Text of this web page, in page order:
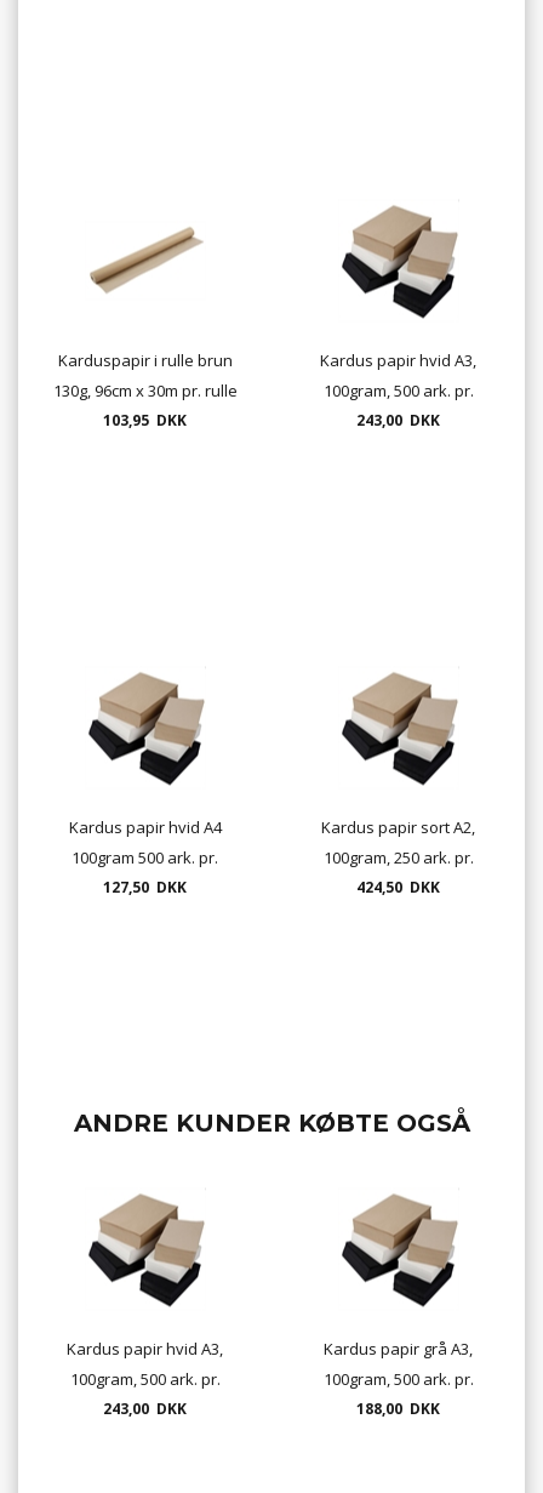
Karduspapir i rulle brun
130g, 96cm x 30m pr. rulle
103,95 DKK
Kardus papir hvid A3,
100gram, 500 ark. pr.
pakke
243,00 DKK
Kardus papir hvid A4
100gram 500 ark. pr.
pakke
127,50 DKK
Kardus papir sort A2,
100gram, 250 ark. pr.
pakke
424,50 DKK
ANDRE KUNDER KØBTE OGSÅ
Kardus papir hvid A3,
100gram, 500 ark. pr.
pakke
243,00 DKK
Kardus papir grå A3,
100gram, 500 ark. pr.
pakke
188,00 DKK